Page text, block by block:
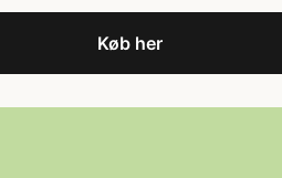
Køb her